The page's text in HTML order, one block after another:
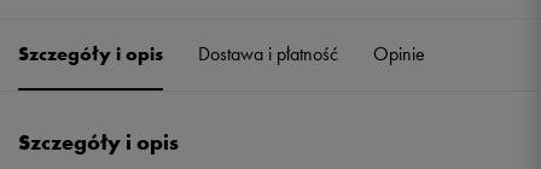
L Powiadom o dostępności
Szczegóły i opis Dostawa i płatność Opinie
Szczegóły i opis